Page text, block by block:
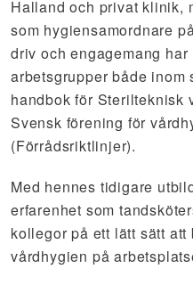
Halland och privat klinik,
som hygiensamordnare
driv och engagemang
arbetsgrupper både inom
handbok för Sterilteknisk
Svensk förening för
(Förrådsriktlinjer).
Med hennes tidigare
erfarenhet som
kollegor på ett lätt sätt
vårdhygien på